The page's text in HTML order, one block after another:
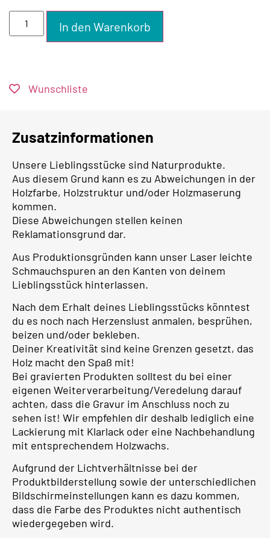
In den Warenkorb
Wunschliste
Zusatzinformationen
Unsere Lieblingsstücke sind Naturprodukte.
Aus diesem Grund kann es zu Abweichungen in der
Holzfarbe, Holzstruktur und/oder Holzmaserung
kommen.
Diese Abweichungen stellen keinen
Reklamationsgrund dar.
Aus Produktionsgründen kann unser Laser leichte
Schmauchspuren an den Kanten von deinem
Lieblingsstück hinterlassen.
Nach dem Erhalt deines Lieblingsstücks könntest
du es noch nach Herzenslust anmalen, besprühen,
beizen und/oder bekleben.
Deiner Kreativität sind keine Grenzen gesetzt, das
Holz macht den Spaß mit!
Bei gravierten Produkten solltest du bei einer
eigenen Weiterverarbeitung/Veredelung darauf
achten, dass die Gravur im Anschluss noch zu
sehen ist! Wir empfehlen dir deshalb lediglich eine
Lackierung mit Klarlack oder eine Nachbehandlung
mit entsprechendem Holzwachs.
Aufgrund der Lichtverhältnisse bei der
Produktbilderstellung sowie der unterschiedlichen
Bildschirmeinstellungen kann es dazu kommen,
dass die Farbe des Produktes nicht authentisch
wiedergegeben wird.